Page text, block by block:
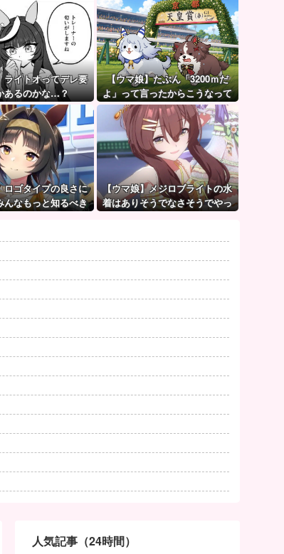
ライトオってデレ要
あるのかな…？
【ウマ娘】たぶん「3200ｍだ
よ」って言ったからこうなって
るマイル犬
ロゴタイプの良さに
んなもっと知るべき
【ウマ娘】メジロブライトの水
着はありそうでなさそうでやっ
人気記事（24時間）